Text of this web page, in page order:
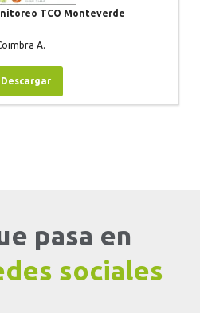
TCO Monteverde
A.
pasa en
sociales